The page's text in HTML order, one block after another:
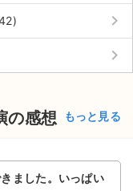
keyboard_arrow_right
keyboard_arrow_right
の感想 もっと見る
ました。いっぱい